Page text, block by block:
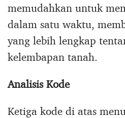
memudahkan untuk
dalam satu waktu,
yang lebih lengkap
kelembapan tanah.
Analisis Kode
Ketiga kode di atas